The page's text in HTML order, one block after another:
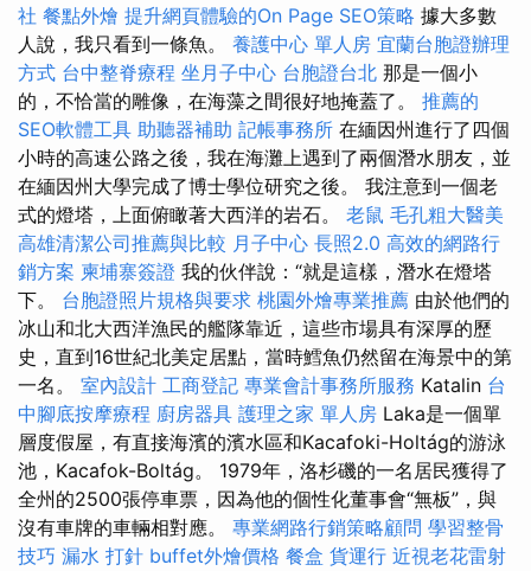
社 餐點外燴 提升網頁體驗的On Page SEO策略 據大多數
人說，我只看到一條魚。 養護中心 單人房 宜蘭台胞證辦理
方式 台中整脊療程 坐月子中心 台胞證台北 那是一個小
的，不恰當的雕像，在海藻之間很好地掩蓋了。 推薦的
SEO軟體工具 助聽器補助 記帳事務所 在緬因州進行了四個
小時的高速公路之後，我在海灘上遇到了兩個潛水朋友，並
在緬因州大學完成了博士學位研究之後。 我注意到一個老
式的燈塔，上面俯瞰著大西洋的岩石。 老鼠 毛孔粗大醫美
高雄清潔公司推薦與比較 月子中心 長照2.0 高效的網路行
銷方案 柬埔寨簽證 我的伙伴說：“就是這樣，潛水在燈塔
下。 台胞證照片規格與要求 桃園外燴專業推薦 由於他們的
冰山和北大西洋漁民的艦隊靠近，這些市場具有深厚的歷
史，直到16世紀北美定居點，當時鱈魚仍然留在海景中的第
一名。 室內設計 工商登記 專業會計事務所服務 Katalin 台
中腳底按摩療程 廚房器具 護理之家 單人房 Laka是一個單
層度假屋，有直接海濱的濱水區和Kacafoki-Holtág的游泳
池，Kacafok-Boltág。 1979年，洛杉磯的一名居民獲得了
全州的2500張停車票，因為他的個性化董事會“無板”，與
沒有車牌的車輛相對應。 專業網路行銷策略顧問 學習整骨
技巧 漏水 打針 buffet外燴價格 餐盒 貨運行 近視老花雷射